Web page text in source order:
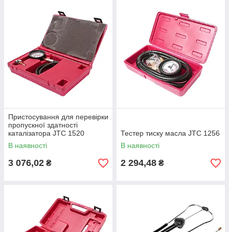
Пристосування для перевірки
пропускної здатності
каталізатора JTC 1520
В наявності
3 076,02 ₴
Тестер тиску масла JTC 1256
В наявності
2 294,48 ₴